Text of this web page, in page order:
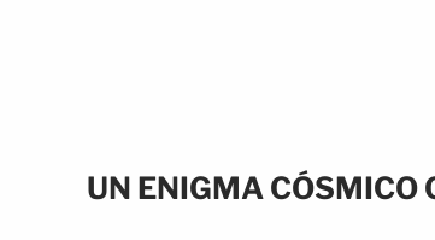
UN ENIGMA CÓSMICO